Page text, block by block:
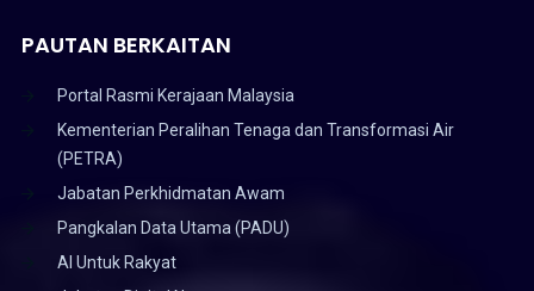
PAUTAN BERKAITAN
Portal Rasmi Kerajaan Malaysia
Kementerian Peralihan Tenaga dan Transformasi Air
(PETRA)
Jabatan Perkhidmatan Awam
Pangkalan Data Utama (PADU)
AI Untuk Rakyat